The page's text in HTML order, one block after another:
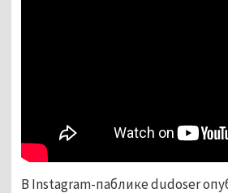
В Instagram-паблике dudoser